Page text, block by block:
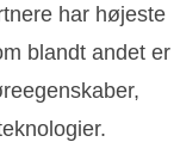
har højeste
blandt andet er